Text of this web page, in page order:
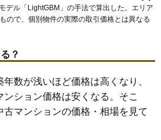
グランブレストールズスク
ぶき野4丁目
分）
～4,040万円
万円/㎡)
デル「LightGBM」の手法で算出した。エリア
ので、個別物件の実際の取引価格とは異なる
？
数が浅いほど価格は高くなり、
ション価格は安くなる。そこ
マンションの価格・相場を見て
上代町小田町尾井町上町唐国町
伯太町 はつが野 肥子町伏屋町府中町
中駅 和泉中央駅